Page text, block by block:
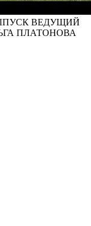
ВЕДУЩИЙ
ПЛАТОНОВА